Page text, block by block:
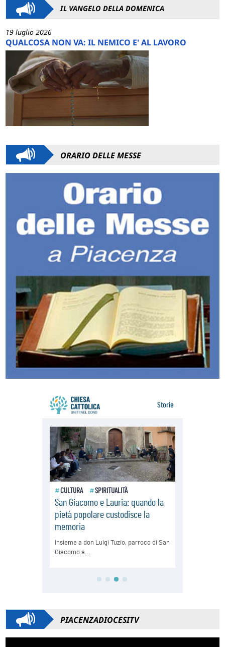
IL VANGELO DELLA DOMENICA
19 luglio 2026
QUALCOSA NON VA: IL NEMICO E' AL LAVORO
ORARIO DELLE MESSE
PIACENZADIOCESITV